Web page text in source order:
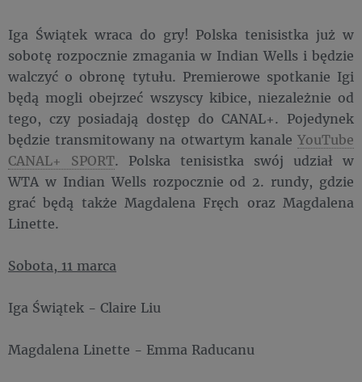
Iga Świątek wraca do gry! Polska tenisistka już w
sobotę rozpocznie zmagania w Indian Wells i będzie
walczyć o obronę tytułu. Premierowe spotkanie Igi
będą mogli obejrzeć wszyscy kibice, niezależnie od
tego, czy posiadają dostęp do CANAL+. Pojedynek
będzie transmitowany na otwartym kanale YouTube
CANAL+ SPORT. Polska tenisistka swój udział w
WTA w Indian Wells rozpocznie od 2. rundy, gdzie
grać będą także Magdalena Fręch oraz Magdalena
Linette.
Sobota, 11 marca
Iga Świątek - Claire Liu
Magdalena Linette - Emma Raducanu